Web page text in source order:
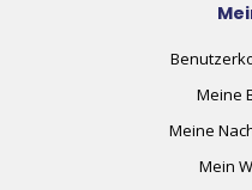
Meine
Meine
Mein